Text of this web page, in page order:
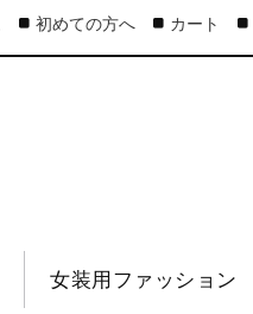
女装用ファッション
初めての方へ カート